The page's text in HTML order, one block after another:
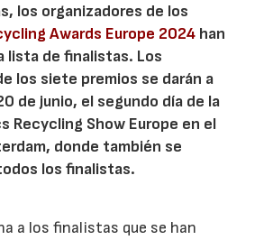
los organizadores de los
Awards Europe 2024 han
lista de finalistas. Los
los siete premios se darán a
de junio, el segundo día de la
Recycling Show Europe en el
donde también se
los finalistas.
a los finalistas que se han